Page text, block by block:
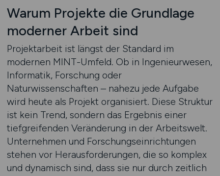
Warum Projekte die Grundlage
moderner Arbeit sind
Projektarbeit ist längst der Standard im
modernen MINT-Umfeld. Ob in Ingenieurwesen,
Informatik, Forschung oder
Naturwissenschaften – nahezu jede Aufgabe
wird heute als Projekt organisiert. Diese Struktur
ist kein Trend, sondern das Ergebnis einer
tiefgreifenden Veränderung in der Arbeitswelt.
Unternehmen und Forschungseinrichtungen
stehen vor Herausforderungen, die so komplex
und dynamisch sind, dass sie nur durch zeitlich